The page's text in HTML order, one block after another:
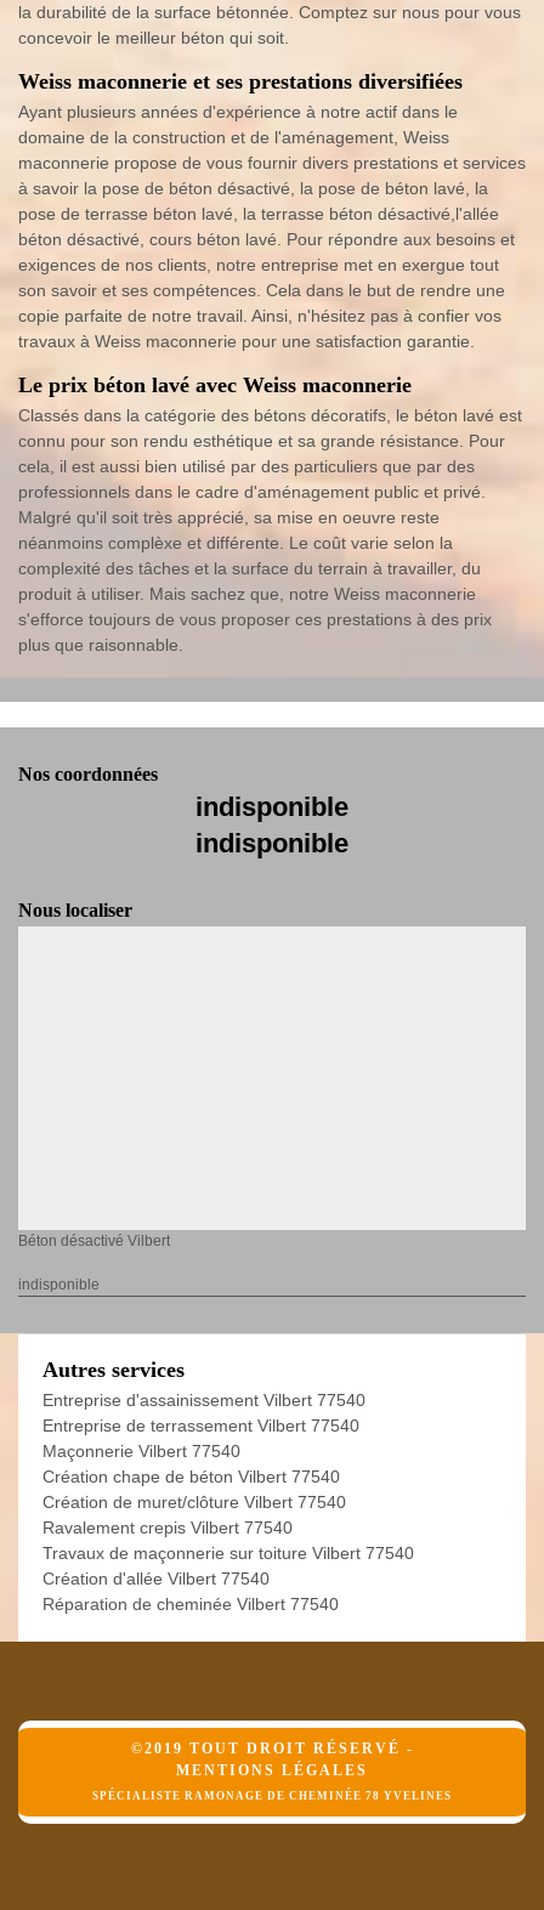
la durabilité de la surface bétonnée. Comptez sur nous pour vous
concevoir le meilleur béton qui soit.
Weiss maconnerie et ses prestations diversifiées
Ayant plusieurs années d'expérience à notre actif dans le
domaine de la construction et de l'aménagement, Weiss
maconnerie propose de vous fournir divers prestations et services
à savoir la pose de béton désactivé, la pose de béton lavé, la
pose de terrasse béton lavé, la terrasse béton désactivé,l'allée
béton désactivé, cours béton lavé. Pour répondre aux besoins et
exigences de nos clients, notre entreprise met en exergue tout
son savoir et ses compétences. Cela dans le but de rendre une
copie parfaite de notre travail. Ainsi, n'hésitez pas à confier vos
travaux à Weiss maconnerie pour une satisfaction garantie.
Le prix béton lavé avec Weiss maconnerie
Classés dans la catégorie des bétons décoratifs, le béton lavé est
connu pour son rendu esthétique et sa grande résistance. Pour
cela, il est aussi bien utilisé par des particuliers que par des
professionnels dans le cadre d'aménagement public et privé.
Malgré qu'il soit très apprécié, sa mise en oeuvre reste
néanmoins complèxe et différente. Le coût varie selon la
complexité des tâches et la surface du terrain à travailler, du
produit à utiliser. Mais sachez que, notre Weiss maconnerie
s'efforce toujours de vous proposer ces prestations à des prix
plus que raisonnable.
Nos coordonnées
indisponible
indisponible
Nous localiser
Béton désactivé Vilbert
indisponible
Autres services
Entreprise d'assainissement Vilbert 77540
Entreprise de terrassement Vilbert 77540
Maçonnerie Vilbert 77540
Création chape de béton Vilbert 77540
Création de muret/clôture Vilbert 77540
Ravalement crepis Vilbert 77540
Travaux de maçonnerie sur toiture Vilbert 77540
Création d'allée Vilbert 77540
Réparation de cheminée Vilbert 77540
©2019 TOUT DROIT RÉSERVÉ -
MENTIONS LÉGALES
SPÉCIALISTE RAMONAGE DE CHEMINÉE 78 YVELINES